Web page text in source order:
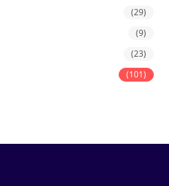
(29)
(9)
(23)
(101)